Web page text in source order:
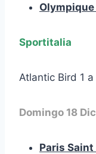
Olympique
Sportitalia
Atlantic Bird 1
Domingo 18
Paris